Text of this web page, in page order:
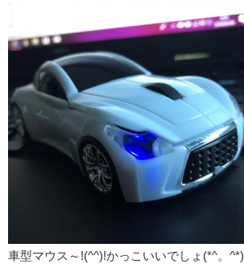
車型マウス～!(^^)!かっこいいでしょ(*^。^*)